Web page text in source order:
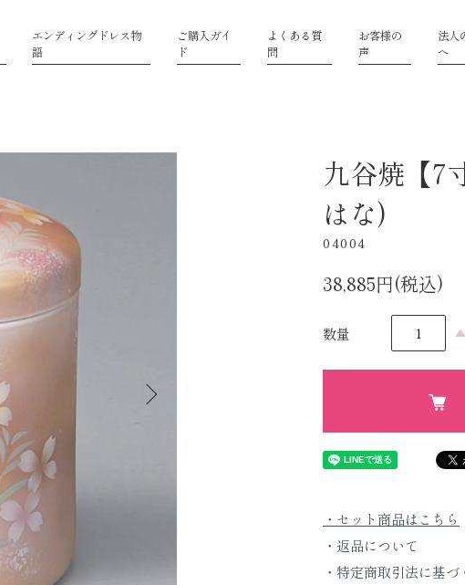
エンディングドレス物
語
ご購入ガイ
ド
よくある質
問
お客様の
声
法人
へ
九谷焼【7
はな)
04004
38,885円(税込)
数量
・セット商品はこちら
・返品について
・特定商取引法に基づ